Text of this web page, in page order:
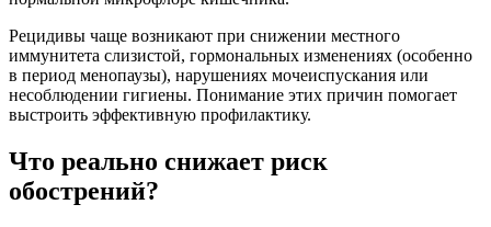
Рецидивы чаще возникают при снижении местного
иммунитета слизистой, гормональных изменениях (особенно
в период менопаузы), нарушениях мочеиспускания или
несоблюдении гигиены. Понимание этих причин помогает
выстроить эффективную профилактику.
Что реально снижает риск
обострений?